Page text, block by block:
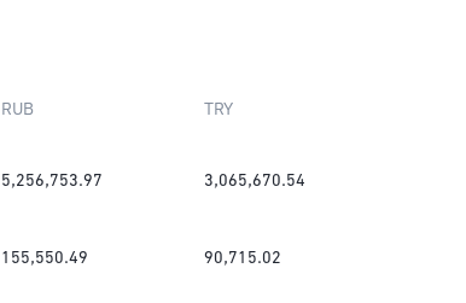
RUB TRY
5,256,753.97 3,065,670.54
155,550.49 90,715.02